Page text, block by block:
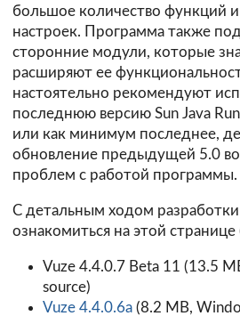
большое количество функций
настроек. Программа также
сторонние модули, которые
расширяют ее
настоятельно рекомендуют
последнюю версию Sun Java
или как минимум последнее,
обновление предыдущей 5.0
проблем с работой программы.
C детальным ходом
ознакомиться на этой странице
Vuze 4.4.0.7 Beta 11 (13.5
source)
Vuze 4.4.0.6a(8.2 MB,